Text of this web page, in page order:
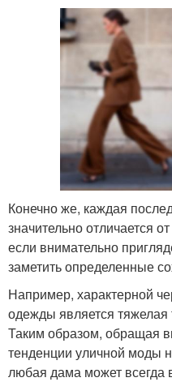
Конечно же, каждая
значительно отличается
если внимательно
заметить определенные
Например, характерной
одежды является тяжелая
Таким образом, обращая
тенденции уличной моды
любая дама может всегда